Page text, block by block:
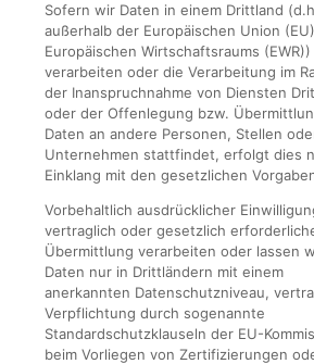
Sofern wir Daten in einem Drittland
außerhalb der Europäischen Union
Europäischen Wirtschaftsraums (EWR))
verarbeiten oder die Verarbeitung im
der Inanspruchnahme von Diensten
oder der Offenlegung bzw.
Daten an andere Personen, Stellen
Unternehmen stattfindet, erfolgt dies
Einklang mit den gesetzlichen
Vorbehaltlich ausdrücklicher
vertraglich oder gesetzlich
Übermittlung verarbeiten oder lassen
Daten nur in Drittländern mit einem
anerkannten Datenschutzniveau,
Verpflichtung durch sogenannte
Standardschutzklauseln der EU-
beim Vorliegen von Zertifizierungen